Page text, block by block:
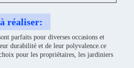
réaliser:
parfaits pour diverses occasions et
durabilité et de leur polyvalence.ce
pour les propriétaires, les jardiniers